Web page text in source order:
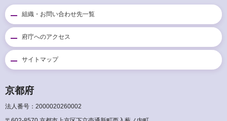
組織・お問い合わせ先一覧
府庁へのアクセス
サイトマップ
京都府
法人番号：2000020260002